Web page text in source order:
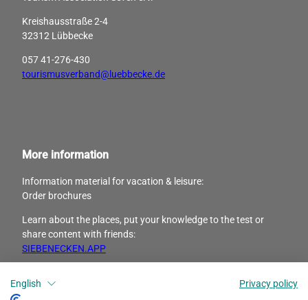
English Privacy policy
Kreishausstraße 2-4
32312 Lübbecke
057 41-276-430
tourismusverband@luebbecke.de
More information
Information material for vacation & leisure:
Order brochures
Learn about the places, put your knowledge to the test or
share content with friends:
SIEBENECKEN.APP
I
F